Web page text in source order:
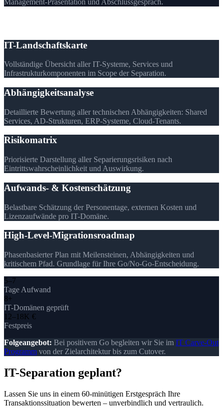
IT-Landschaftskarte
Vollständige Übersicht aller IT-Systeme, Services und
Infrastrukturkomponenten im Scope der Separation.
Abhängigkeitsanalyse
Detaillierte Bewertung aller technischen Abhängigkeiten: Shared
Services, AD-Strukturen, ERP-Systeme, Cloud-Tenants.
Risikomatrix
Priorisierte Darstellung aller Separierungsrisiken nach
Eintrittswahrscheinlichkeit und Auswirkung.
Aufwands- & Kostenschätzung
Belastbare Schätzung der Personentage, externen Kosten und
Lizenzaufwände pro IT-Domäne.
High-Level-Migrationsroadmap
Phasenbasierter Plan mit Meilensteinen, Abhängigkeiten und
kritischem Pfad. Grundlage für Ihre Go/No-Go-Entscheidung.
5–7
Tage Aufwand
8+
IT-Domänen geprüft
12–18K €
Festpreis
Folgeangebot: Bei positivem Go begleiten wir Sie im IT Carve-Out
Programm von der Zielarchitektur bis zum Cutover.
IT-Separation geplant?
Lassen Sie uns in einem 60-minütigen Erstgespräch Ihre
Transaktionssituation bewerten – unverbindlich und vertraulich.